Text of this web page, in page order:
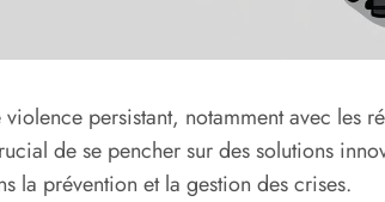
persistant, notamment avec les
de se pencher sur des solutions
la prévention et la gestion des crises.